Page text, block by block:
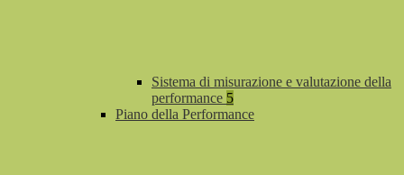
Sistema di misurazione e valutazione della
performance 5
Piano della Performance